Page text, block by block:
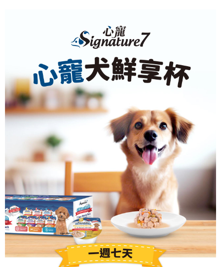
３．未成年的使用者請事先徵得法定代理人或監護人之同意方可使用
「AFTEE先享後付」，若未經同意申辦者引起之損失，本公司不負相關責
４．使用「AFTEE先享後付」時，將依據個別帳號之用戶狀況，依本公司即
時審查核予不同之上限額度；若仍有額度不足之情形，本公司將視審查結果
請求用戶進行身份認證。
５．嚴禁一人註冊多個帳號或使用他人資訊註冊。若發現惡意使用之情形，
恩沛科技股份有限公司將有權停止該用戶之使用額度並採取法律行動。